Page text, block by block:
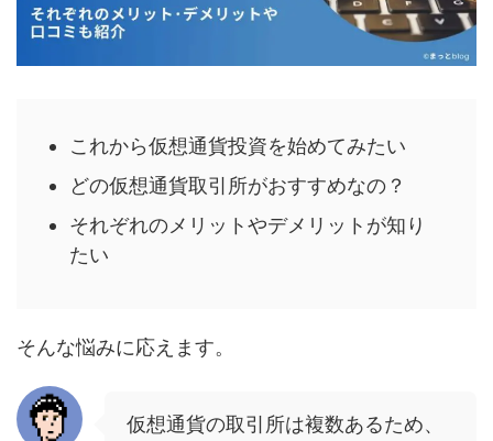
これから仮想通貨投資を始めてみたい
どの仮想通貨取引所がおすすめなの？
それぞれのメリットやデメリットが知り
たい
そんな悩みに応えます。
仮想通貨の取引所は複数あるため、